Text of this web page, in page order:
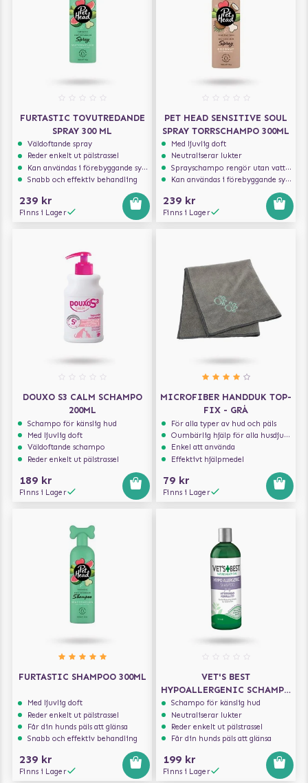
FURTASTIC TOVUTREDANDE
SPRAY 300 ML
Väldoftande spray
Reder enkelt ut pälstrassel
Kan användas i förebyggande syfte
Snabb och effektiv behandling
239 kr
Finns i Lager
PET HEAD SENSITIVE SOUL
SPRAY TORRSCHAMPO 300ML
Med ljuvlig doft
Neutraliserar lukter
Sprayschampo rengör utan vatten
Kan användas i förebyggande syfte
239 kr
Finns i Lager
DOUXO S3 CALM SCHAMPO
200ML
Schampo för känslig hud
Med ljuvlig doft
Väldoftande schampo
Reder enkelt ut pälstrassel
189 kr
Finns i Lager
MICROFIBER HANDDUK TOP-
FIX - GRÅ
För alla typer av hud och päls
Oumbärlig hjälp för alla husdjursägare
Enkel att använda
Effektivt hjälpmedel
79 kr
Finns i Lager
FURTASTIC SHAMPOO 300ML
Med ljuvlig doft
Reder enkelt ut pälstrassel
Får din hunds päls att glänsa
Snabb och effektiv behandling
239 kr
Finns i Lager
VET'S BEST
HYPOALLERGENIC SCHAMPO
500ML
Schampo för känslig hud
Neutraliserar lukter
Reder enkelt ut pälstrassel
Får din hunds päls att glänsa
199 kr
Finns i Lager